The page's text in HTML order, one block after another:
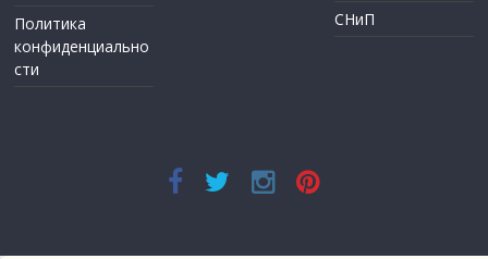
Политика
конфиденциально
сти
СНиП